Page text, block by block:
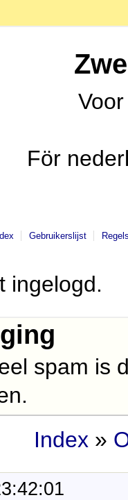
För
Gebruikerslijst
ingelogd.
spam is
Index »